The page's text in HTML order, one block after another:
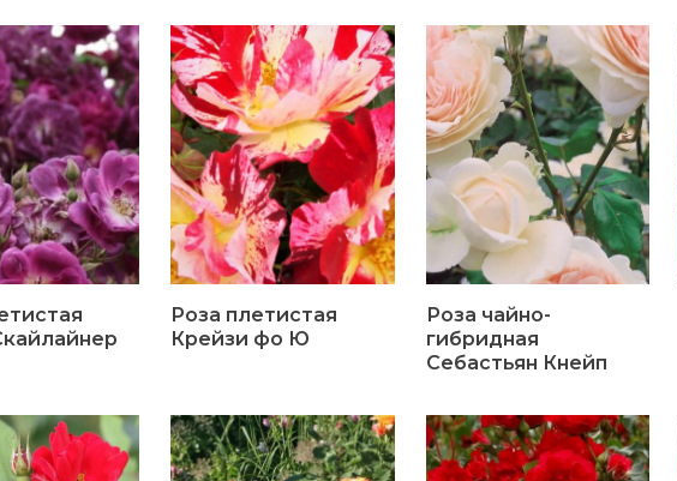
Роза плетистая
Крейзи фо Ю
Роза чайно-
гибридная
Себастьян Кнейп